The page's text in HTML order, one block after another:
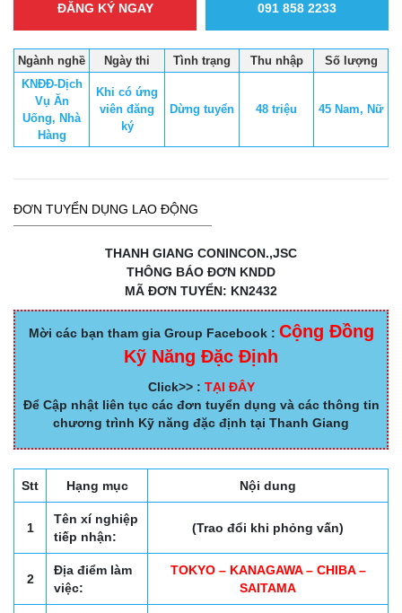
ĐĂNG KÝ NGAY 091 858 2233
Ngành nghề Ngày thi Tình trạng Thu nhập
Số lượng
KNĐĐ-Dịch
Vụ Ăn
Uống, Nhà
Hàng
Khi có ứng
viên đăng
ký
Dừng tuyển 48 triệu 45 Nam, Nữ
ĐƠN TUYỂN DỤNG LAO ĐỘNG
THANH GIANG CONINCON.,JSC
THÔNG BÁO ĐƠN KNDD
MÃ ĐƠN TUYỂN: KN2432
Mời các bạn tham gia Group Facebook : Cộng Đồng
Kỹ Năng Đặc Định
Click>> : TẠI ĐÂY
Để Cập nhật liên tục các đơn tuyển dụng và các thông tin
chương trình Kỹ năng đặc định tại Thanh Giang
Stt Hạng mục Nội dung
1
Tên xí nghiệp
tiếp nhận:
(Trao đổi khi phỏng vấn)
2
Địa điểm làm
việc:
TOKYO – KANAGAWA – CHIBA –
SAITAMA